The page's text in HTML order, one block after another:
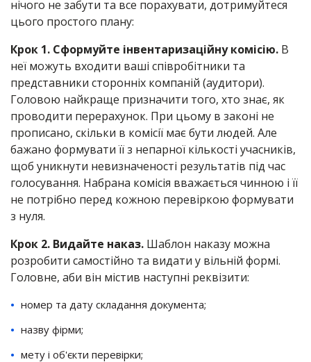
нічого не забути та все порахувати, дотримуйтеся
цього простого плану:
Крок 1. Сформуйте інвентаризаційну комісію. В
неї можуть входити ваші співробітники та
представники сторонніх компаній (аудитори).
Головою найкраще призначити того, хто знає, як
проводити перерахунок. При цьому в законі не
прописано, скільки в комісії має бути людей. Але
бажано формувати її з непарної кількості учасників,
щоб уникнути невизначеності результатів під час
голосування. Набрана комісія вважається чинною і її
не потрібно перед кожною перевіркою формувати
з нуля.
Крок 2. Видайте наказ. Шаблон наказу можна
розробити самостійно та видати у вільній формі.
Головне, аби він містив наступні реквізити:
номер та дату складання документа;
назву фірми;
мету і об'єкти перевірки;